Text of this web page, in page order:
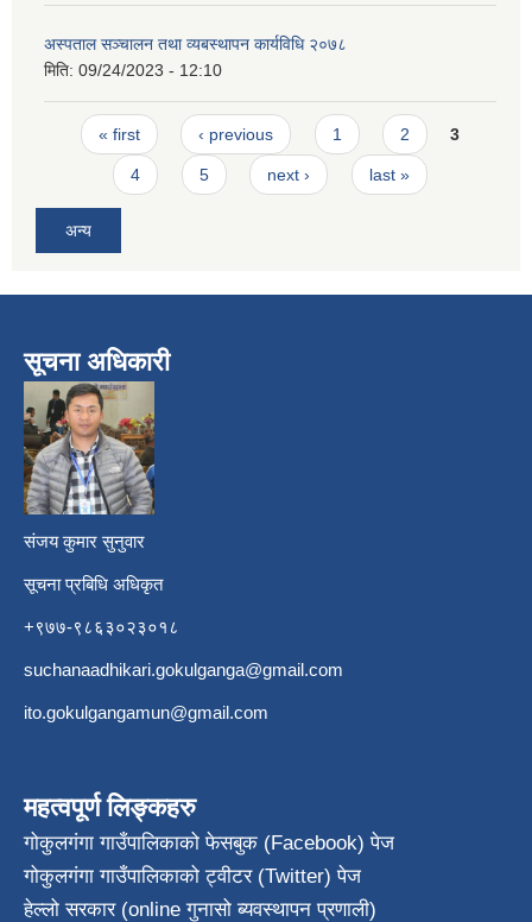
अस्पताल सञ्चालन तथा व्यबस्थापन कार्यविधि २०७८
मिति: 09/24/2023 - 12:10
Pages
« first ‹ previous 1 2 3
4 5 next › last »
अन्य
सूचना अधिकारी
संजय कुमार सुनुवार
सूचना प्रबिधि अधिकृत
+९७७-९८६३०२३०१८
suchanaadhikari.gokulganga@gmail.com
ito.gokulgangamun@gmail.com
महत्वपूर्ण लिङ्कहरु
गोकुलगंगा गाउँपालिकाको फेसबुक (Facebook) पेज
गोकुलगंगा गाउँपालिकाको ट्वीटर (Twitter) पेज
हेल्लो सरकार (online गुनासो ब्यवस्थापन प्रणाली)